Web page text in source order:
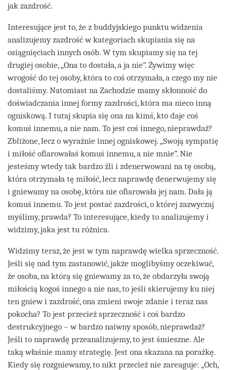
jak zazdrość.
Interesujące jest to, że z buddyjskiego punktu widzenia
analizujemy zazdrość w kategoriach skupiania się na
osiągnięciach innych osób. W tym skupiamy się na tej
drugiej osobie, „Ona to dostała, a ja nie”. Żywimy więc
wrogość do tej osoby, która to coś otrzymała, a czego my nie
dostaliśmy. Natomiast na Zachodzie mamy skłonność do
doświadczania innej formy zazdrości, która ma nieco inną
ogniskową. I tutaj skupia się ona na kimś, kto daje coś
komuś innemu, a nie nam. To jest coś innego, nieprawdaż?
Zbliżone, lecz o wyraźnie innej ogniskowej. „Swoją sympatię
i miłość ofiarowałaś komuś innemu, a nie mnie”. Nie
jesteśmy wtedy tak bardzo źli i zdenerwowani na tę osobą,
która otrzymała tę miłość, lecz naprawdę denerwujemy się
i gniewamy na osobę, która nie ofiarowała jej nam. Dała ją
komuś innemu. To jest postać zazdrości, o której zazwyczaj
myślimy, prawda? To interesujące, kiedy to analizujemy i
widzimy, jaka jest tu różnica.
Widzimy teraz, że jest w tym naprawdę wielka sprzeczność.
Jeśli się nad tym zastanowić, jakże moglibyśmy oczekiwać,
że osoba, na którą się gniewamy za to, że obdarzyła swoją
miłością kogoś innego a nie nas, to jeśli skierujemy ku niej
ten gniew i zazdrość, ona zmieni swoje zdanie i teraz nas
pokocha? To jest przecież sprzeczność i coś bardzo
destrukcyjnego – w bardzo naiwny sposób, nieprawdaż?
Jeśli to naprawdę przeanalizujemy, to jest śmieszne. Ale
taką właśnie mamy strategię. Jest ona skazana na porażkę.
Kiedy się rozgniewamy, to nikt przecież nie zareaguje: „Och,